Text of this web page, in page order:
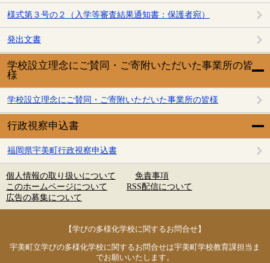
様式第３号の２（入学等審査結果通知書：保護者宛）
発出文書
学校設立理念にご賛同・ご寄附いただいた事業所の皆
様
学校設立理念にご賛同・ご寄附いただいた事業所の皆様
行政視察申込書
福岡県宇美町行政視察申込書
個人情報の取り扱いについて
免責事項
このホームページについて
RSS配信について
広告の募集について
【学びの多様化学校に関するお問合せ】
宇美町立学びの多様化学校に関するお問合せは宇美町学校教育課担当ま
でお願いいたします。